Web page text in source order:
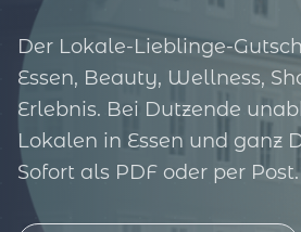
Der Lokale-Lieblinge-
Essen, Beauty, Wellness,
Erlebnis. Bei Dutzende
Lokalen in Essen und ganz
Sofort als PDF oder per Post.